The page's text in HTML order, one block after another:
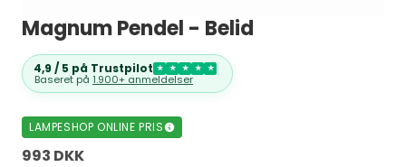
Magnum Pendel - Belid
4,9 / 5 på Trustpilot ★ ★ ★ ★ ★
Baseret på 1.900+ anmeldelser
LAMPESHOP ONLINE PRIS
993 DKK